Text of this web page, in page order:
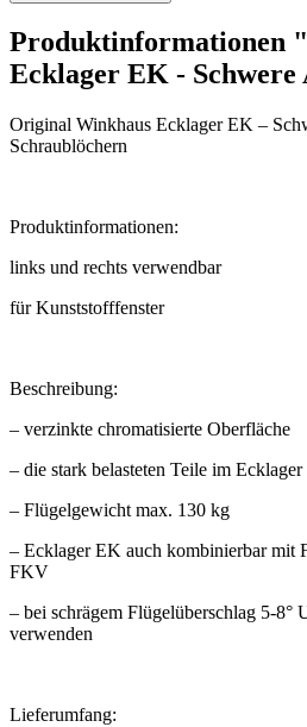
Produktinformationen
Ecklager EK -
Original Winkhaus Ecklager EK –
Schraublöchern
Produktinformationen:
links und rechts verwendbar
für Kunststofffenster
Beschreibung:
– verzinkte chromatisierte Oberfläche
– die stark belasteten Teile im Ecklager
– Flügelgewicht max. 130 kg
– Ecklager EK auch kombinierbar mit
FKV
– bei schrägem Flügelüberschlag 5-8°
verwenden
Lieferumfang: